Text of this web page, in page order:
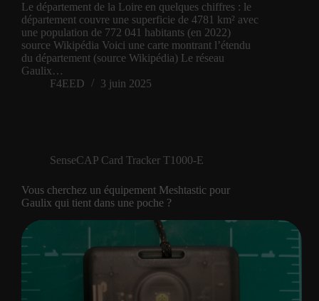
Le département de la Loire en quelques chiffres : le
département couvre une superficie de 4781 km² avec
une population de 772 041 habitants (en 2022)
source Wikipédia Voici une carte montrant l’étendu
du département (source Wikipédia) Le réseau
Gaulix…
F4EED
3 juin 2025
SenseCAP Card Tracker T1000-E
Vous cherchez un équipement Meshtastic pour
Gaulix qui tient dans une poche ?